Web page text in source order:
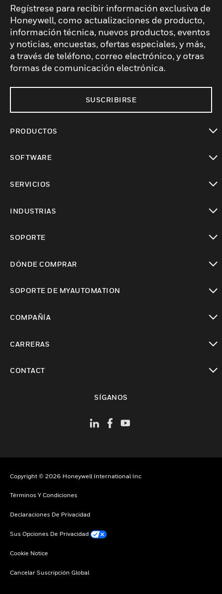
Regístrese para recibir información exclusiva de
Honeywell, como actualizaciones de producto,
información técnica, nuevos productos, eventos
y noticias, encuestas, ofertas especiales, y más,
a través de teléfono, correo electrónico, y otras
formas de comunicación electrónica.
SUSCRIBIRSE
PRODUCTOS
SOFTWARE
SERVICIOS
INDUSTRIAS
SOPORTE
DÓNDE COMPRAR
SOPORTE DE MYAUTOMATION
COMPAÑÍA
CARRERAS
CONTACT
SÍGANOS
Copyright © 2026 Honeywell International Inc
Términos Y Condiciones
Declaraciones De Privacidad
Sus Opciones De Privacidad
Cookie Notice
Cancelar Suscripción Global